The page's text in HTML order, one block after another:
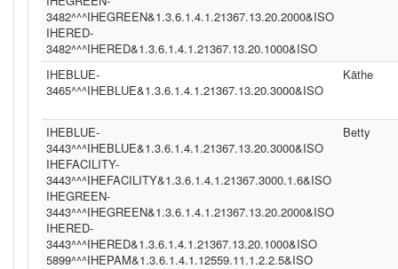
3482^^^IHEGREEN&1.3.6.1.4.1.21367.13.20.2000&ISO
IHERED-
3482^^^IHERED&1.3.6.1.4.1.21367.13.20.1000&ISO
IHEBLUE-
3465^^^IHEBLUE&1.3.6.1.4.1.21367.13.20.3000&ISO
Käthe
IHEBLUE-
3443^^^IHEBLUE&1.3.6.1.4.1.21367.13.20.3000&ISO
IHEFACILITY-
3443^^^IHEFACILITY&1.3.6.1.4.1.21367.3000.1.6&ISO
IHEGREEN-
3443^^^IHEGREEN&1.3.6.1.4.1.21367.13.20.2000&ISO
IHERED-
3443^^^IHERED&1.3.6.1.4.1.21367.13.20.1000&ISO
5899^^^IHEPAM&1.3.6.1.4.1.12559.11.1.2.2.5&ISO
Betty